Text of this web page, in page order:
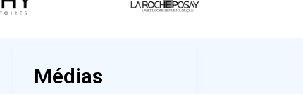
Médias